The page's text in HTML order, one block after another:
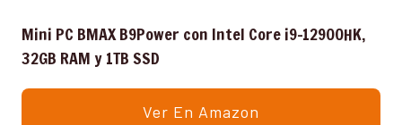
Mini PC BMAX B9Power con Intel Core i9-12900HK,
32GB RAM y 1TB SSD
Ver En Amazon